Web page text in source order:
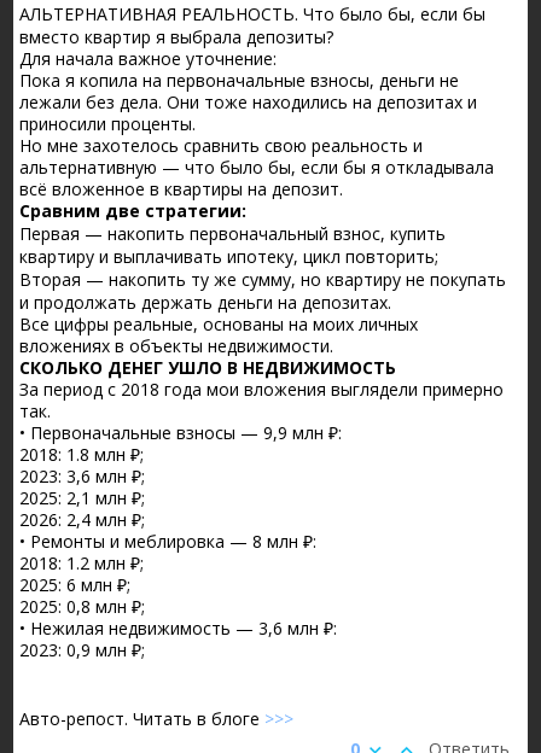
АЛЬТЕРНАТИВНАЯ РЕАЛЬНОСТЬ. Что было бы, если бы
вместо квартир я выбрала депозиты?
Для начала важное уточнение:
Пока я копила на первоначальные взносы, деньги не
лежали без дела. Они тоже находились на депозитах и
приносили проценты.
Но мне захотелось сравнить свою реальность и
альтернативную — что было бы, если бы я откладывала
всё вложенное в квартиры на депозит.
Сравним две стратегии:
Первая — накопить первоначальный взнос, купить
квартиру и выплачивать ипотеку, цикл повторить;
Вторая — накопить ту же сумму, но квартиру не покупать
и продолжать держать деньги на депозитах.
Все цифры реальные, основаны на моих личных
вложениях в объекты недвижимости.
СКОЛЬКО ДЕНЕГ УШЛО В НЕДВИЖИМОСТЬ
За период с 2018 года мои вложения выглядели примерно
так.
• Первоначальные взносы — 9,9 млн ₽:
2018: 1.8 млн ₽;
2023: 3,6 млн ₽;
2025: 2,1 млн ₽;
2026: 2,4 млн ₽;
• Ремонты и меблировка — 8 млн ₽:
2018: 1.2 млн ₽;
2025: 6 млн ₽;
2025: 0,8 млн ₽;
• Нежилая недвижимость — 3,6 млн ₽:
2023: 0,9 млн ₽;
Авто-репост. Читать в блоге >>>